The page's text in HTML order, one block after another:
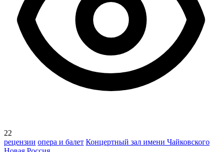
22
рецензии опера и балет Концертный зал имени Чайковского